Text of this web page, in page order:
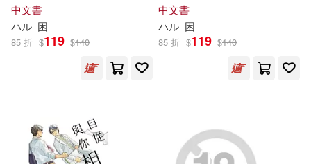
ビッグモーカル(112)
石踏一榮(62)
PRESTIGE DIGITAL BOOK SERIE
出版社 (可複選)
中文書
ハル 困
85 折 $119 $140
中文書
ハル 困
85 折 $119 $140